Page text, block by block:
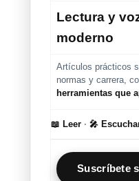
Lectura y
moderno
Artículos prácticos
normas y carrera,
herramientas que
📖 Leer · 🎤
Suscríbete